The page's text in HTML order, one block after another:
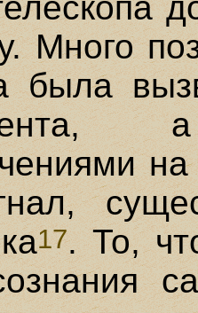
Много
была
на
17. То,